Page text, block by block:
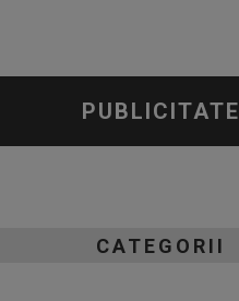
PUBLICITATE
CATEGORII